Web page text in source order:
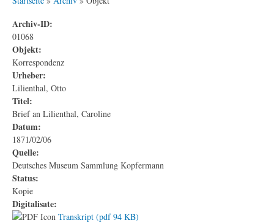
Archiv-ID:
01068
Objekt:
Korrespondenz
Urheber:
Lilienthal, Otto
Titel:
Brief an Lilienthal, Caroline
Datum:
1871/02/06
Quelle:
Deutsches Museum Sammlung Kopfermann
Status:
Kopie
Digitalisate:
Transkript (pdf 94 KB)